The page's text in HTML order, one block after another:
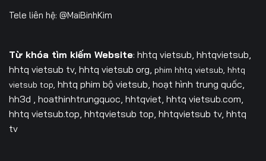
Tele liên hệ: @MaiBinhKim
Từ khóa tìm kiếm Website: hhtq vietsub, hhtqvietsub,
hhtq vietsub tv, hhtq vietsub org, phim hhtq vietsub, hhtq
vietsub top, hhtq phim bộ vietsub, hoạt hình trung quốc,
hh3d , hoathinhtrungquoc, hhtqviet, hhtq vietsub.com,
hhtq vietsub.top, hhtqvietsub top, hhtqvietsub tv, hhtq
tv